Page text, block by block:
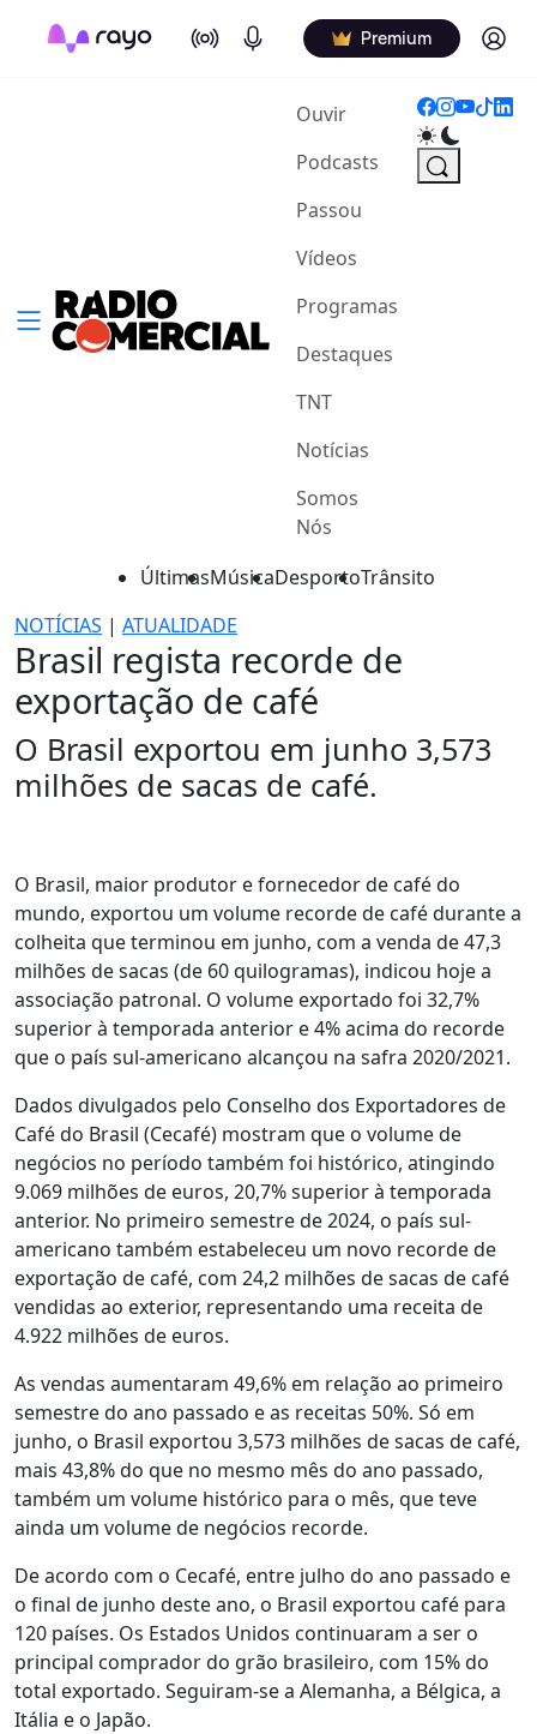
On Air Podcasts Premium Log in
Ouvir(current)
Podcasts
Passou
Vídeos
Programas
Destaques
TNT
Notícias
Somos
Nós
ÚltimasMúsicaDesportoTrânsito
NOTÍCIAS | ATUALIDADE
Brasil regista recorde de
exportação de café
O Brasil exportou em junho 3,573
milhões de sacas de café.
O Brasil, maior produtor e fornecedor de café do
mundo, exportou um volume recorde de café durante a
colheita que terminou em junho, com a venda de 47,3
milhões de sacas (de 60 quilogramas), indicou hoje a
associação patronal. O volume exportado foi 32,7%
superior à temporada anterior e 4% acima do recorde
que o país sul-americano alcançou na safra 2020/2021.
Dados divulgados pelo Conselho dos Exportadores de
Café do Brasil (Cecafé) mostram que o volume de
negócios no período também foi histórico, atingindo
9.069 milhões de euros, 20,7% superior à temporada
anterior. No primeiro semestre de 2024, o país sul-
americano também estabeleceu um novo recorde de
exportação de café, com 24,2 milhões de sacas de café
vendidas ao exterior, representando uma receita de
4.922 milhões de euros.
As vendas aumentaram 49,6% em relação ao primeiro
semestre do ano passado e as receitas 50%. Só em
junho, o Brasil exportou 3,573 milhões de sacas de café,
mais 43,8% do que no mesmo mês do ano passado,
também um volume histórico para o mês, que teve
ainda um volume de negócios recorde.
De acordo com o Cecafé, entre julho do ano passado e
o final de junho deste ano, o Brasil exportou café para
120 países. Os Estados Unidos continuaram a ser o
principal comprador do grão brasileiro, com 15% do
total exportado. Seguiram-se a Alemanha, a Bélgica, a
Itália e o Japão.